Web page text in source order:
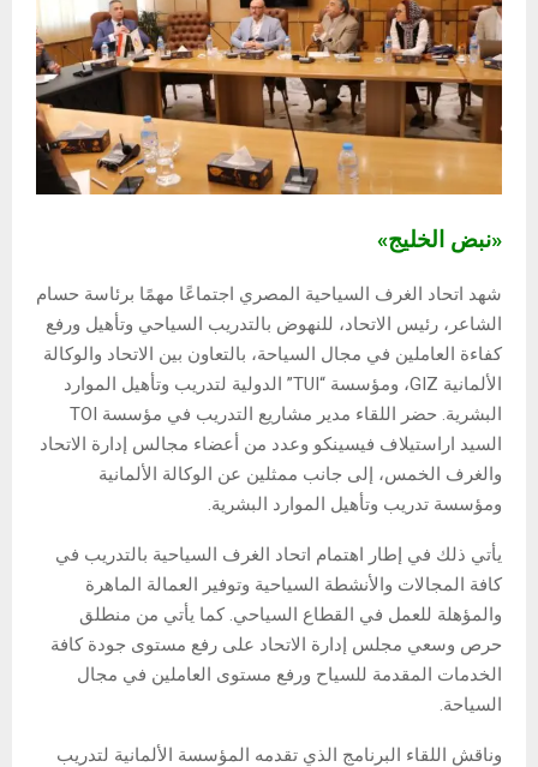
«نبض الخليج»
شهد اتحاد الغرف السياحية المصري اجتماعًا مهمًا برئاسة حسام
الشاعر، رئيس الاتحاد، للنهوض بالتدريب السياحي وتأهيل ورفع
كفاءة العاملين في مجال السياحة، بالتعاون بين الاتحاد والوكالة
الألمانية GIZ، ومؤسسة “TUI” الدولية لتدريب وتأهيل الموارد
البشرية. حضر اللقاء مدير مشاريع التدريب في مؤسسة TOI
السيد اراستيلاف فيسينكو وعدد من أعضاء مجالس إدارة الاتحاد
والغرف الخمس، إلى جانب ممثلين عن الوكالة الألمانية
ومؤسسة تدريب وتأهيل الموارد البشرية.
يأتي ذلك في إطار اهتمام اتحاد الغرف السياحية بالتدريب في
كافة المجالات والأنشطة السياحية وتوفير العمالة الماهرة
والمؤهلة للعمل في القطاع السياحي. كما يأتي من منطلق
حرص وسعي مجلس إدارة الاتحاد على رفع مستوى جودة كافة
الخدمات المقدمة للسياح ورفع مستوى العاملين في مجال
السياحة.
وناقش اللقاء البرنامج الذي تقدمه المؤسسة الألمانية لتدريب